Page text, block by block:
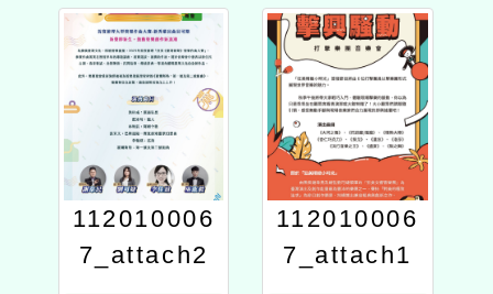
112010006
7_attach2
112010006
7_attach1